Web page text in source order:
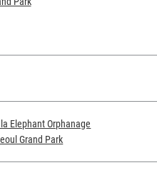
Elephant Orphanage
Grand Park